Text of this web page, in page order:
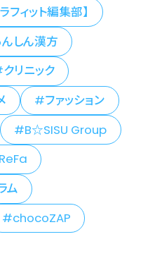
フィット編集部】
しん漢方
クリニック
ファッション
B☆SISU Group
ReFa
ム
chocoZAP